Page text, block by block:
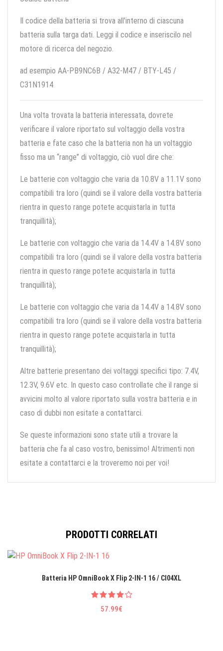
Il codice della batteria si trova all'interno di ciascuna
batteria sulla targa dati. Leggi il codice e inseriscilo nel
motore di ricerca del negozio.
ad esempio AA-PB9NC6B / A32-M47 / BTY-L45 /
C31N1914
Una volta trovata la batteria interessata, dovrete
verificare il valore riportato sul voltaggio della vostra
batteria e fate caso che la batteria non ha un voltaggio
fisso ma un “range” di voltaggio, ciò vuol dire che:
Le batterie con voltaggio che varia da 10.8V a 11.1V sono
compatibili tra loro (quindi se il valore della vostra batteria
rientra in questo range potete acquistarla in tutta
tranquillità);
Le batterie con voltaggio che varia da 14.4V a 14.8V sono
compatibili tra loro (quindi se il valore della vostra batteria
rientra in questo range potete acquistarla in tutta
tranquillità);
Le batterie con voltaggio che varia da 14.4V a 14.8V sono
compatibili tra loro (quindi se il valore della vostra batteria
rientra in questo range potete acquistarla in tutta
tranquillità);
Altre batterie presentano dei voltaggi specifici tipo: 7.4V,
12.3V, 9.6V etc. In questo caso controllate che il range si
avvicini molto al valore riportato sulla vostra batteria e in
caso di dubbi non esitate a contattarci.
Se queste informazioni sono state utili a trovare la
batteria che fa al caso vostro, benissimo! Altrimenti non
esitate a contattarci e la troveremo noi per voi!
PRODOTTI CORRELATI
Batteria HP OmniBook X Flip 2-IN-1 16 / CI04XL
57.99€